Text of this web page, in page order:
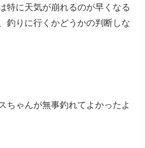
特に天気が崩れるのが早くなる
釣りに行くかどうかの判断しな
ちゃんが無事釣れてよかったよ